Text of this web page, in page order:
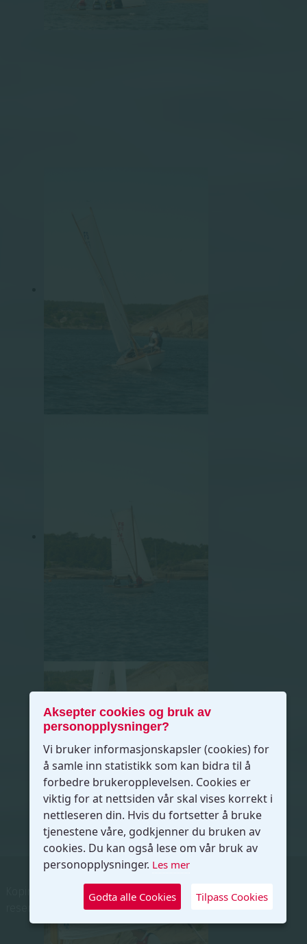
Kopirett © 2026 Færder Seilforening. Alle rettigheter
Aksepter cookies og bruk av
personopplysninger?
Vi bruker informasjonskapsler (cookies) for
å samle inn statistikk som kan bidra til å
forbedre brukeropplevelsen. Cookies er
viktig for at nettsiden vår skal vises korrekt i
nettleseren din. Hvis du fortsetter å bruke
tjenestene våre, godkjenner du bruken av
cookies. Du kan også lese om vår bruk av
personopplysninger. Les mer
Godta alle Cookies Tilpass Cookies